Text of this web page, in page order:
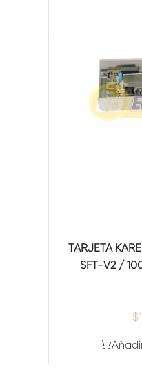
TARJETA
SFT-V2 /
$